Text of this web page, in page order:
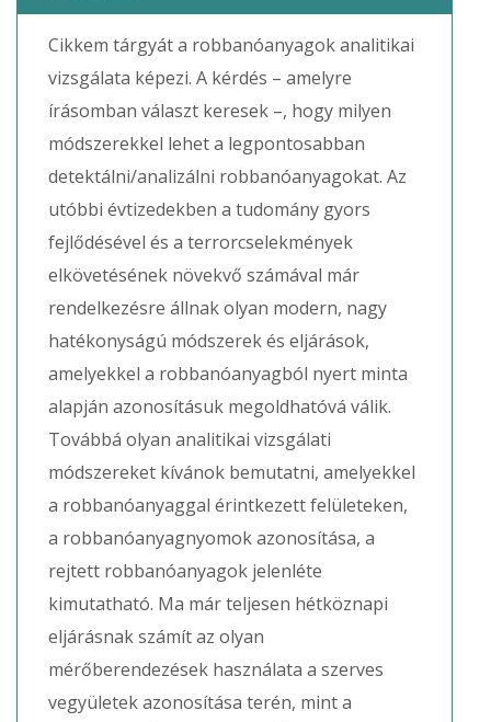
Cikkem tárgyát a robbanóanyagok analitikai
vizsgálata képezi. A kérdés – amelyre
írásomban választ keresek –, hogy milyen
módszerekkel lehet a legpontosabban
detektálni/analizálni robbanóanyagokat. Az
utóbbi évtizedekben a tudomány gyors
fejlődésével és a terrorcselekmények
elkövetésének növekvő számával már
rendelkezésre állnak olyan modern, nagy
hatékonyságú módszerek és eljárások,
amelyekkel a robbanóanyagból nyert minta
alapján azonosításuk megoldhatóvá válik.
Továbbá olyan analitikai vizsgálati
módszereket kívánok bemutatni, amelyekkel
a robbanóanyaggal érintkezett felületeken,
a robbanóanyagnyomok azonosítása, a
rejtett robbanóanyagok jelenléte
kimutatható. Ma már teljesen hétköznapi
eljárásnak számít az olyan
mérőberendezések használata a szerves
vegyületek azonosítása terén, mint a